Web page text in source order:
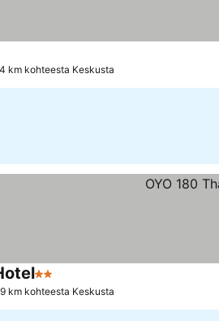
km kohteesta Keskusta
2 Tähtiluokitus
km kohteesta Keskusta